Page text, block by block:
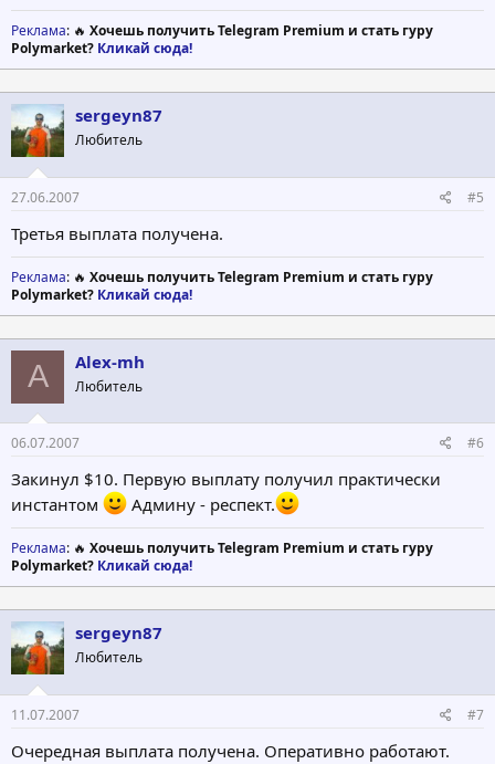
Реклама: 🔥 Хочешь получить Telegram Premium и стать гуру
Polymarket? Кликай сюда!
sergeyn87
Любитель
27.06.2007 #5
Третья выплата получена.
Реклама: 🔥 Хочешь получить Telegram Premium и стать гуру
Polymarket? Кликай сюда!
A Alex-mh
Любитель
06.07.2007 #6
Закинул $10. Первую выплату получил практически
инстантом
Админу - респект.
Реклама: 🔥 Хочешь получить Telegram Premium и стать гуру
Polymarket? Кликай сюда!
sergeyn87
Любитель
11.07.2007 #7
Очередная выплата получена. Оперативно работают.